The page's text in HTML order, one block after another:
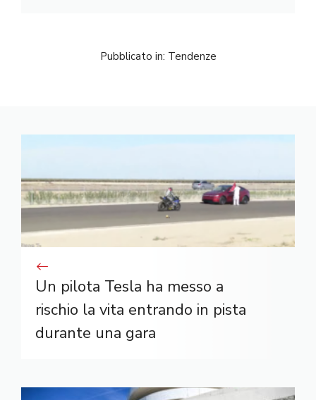
Pubblicato in: Tendenze
Un pilota Tesla ha messo a
rischio la vita entrando in pista
durante una gara